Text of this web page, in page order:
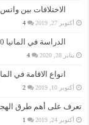
الاختلافات بين
أكتوبر 27, 2019 4
الدراسة في المانيا 2020 واهم التفاصيل عنها
يناير 28, 2020 4
انواع الاقامة في
أكتوبر 10, 2019 2
تعرف على أهم طرق الهجرة
أكتوبر 24, 2019 1